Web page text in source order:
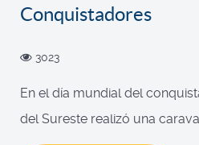
Conquistadores
3023
En el día mundial del
del Sureste realizó una